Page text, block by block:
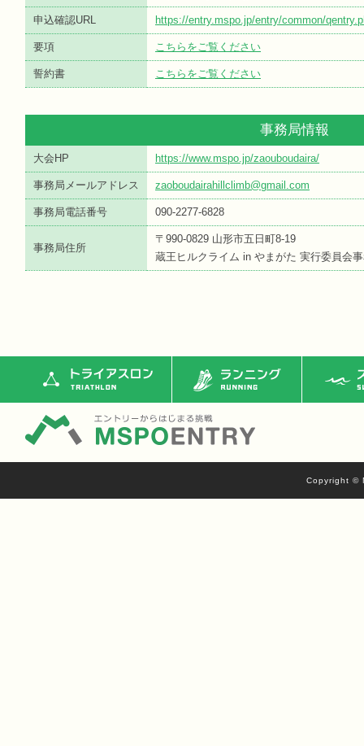
申込確認URL https://entry.mspo.jp/entry/common/
要項 こちらをご覧ください
誓約書 こちらをご覧ください
事務局情報
大会HP https://www.mspo.jp/zaouboudaira/
事務局メールアドレス zaoboudairahillclimb@gmail.com
事務局電話番号 090-2277-6828
事務局住所
〒990-0829 山形市五日町8-19
蔵王ヒルクライム in やまがた 実行委員会
トライアスロン ランニング ス
Copyright ©